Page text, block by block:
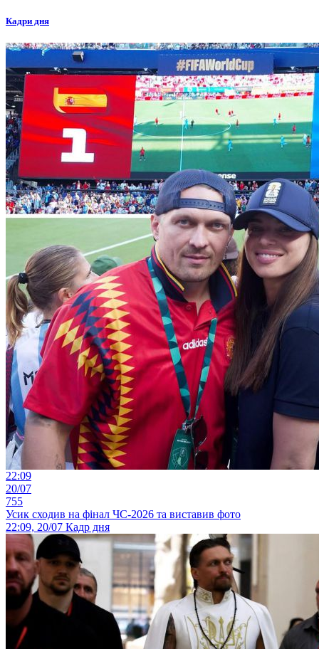
Кадри дня
22:09
20/07
755
Усик сходив на фінал ЧС-2026 та виставив фото
22:09, 20/07 Кадр дня